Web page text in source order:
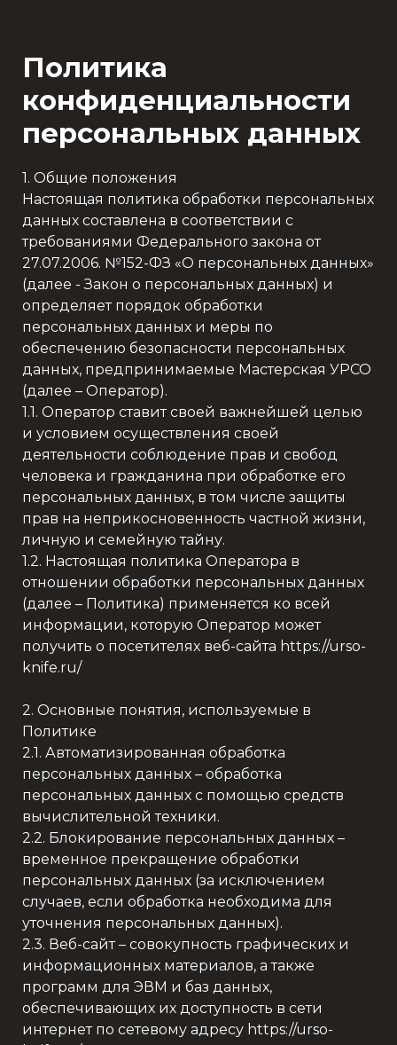
Политика
конфиденциальности
персональных данных
1. Общие положения
Настоящая политика обработки персональных
данных составлена в соответствии с
требованиями Федерального закона от
27.07.2006. №152-ФЗ «О персональных данных»
(далее - Закон о персональных данных) и
определяет порядок обработки
персональных данных и меры по
обеспечению безопасности персональных
данных, предпринимаемые Мастерская УРСО
(далее – Оператор).
1.1. Оператор ставит своей важнейшей целью
и условием осуществления своей
деятельности соблюдение прав и свобод
человека и гражданина при обработке его
персональных данных, в том числе защиты
прав на неприкосновенность частной жизни,
личную и семейную тайну.
1.2. Настоящая политика Оператора в
отношении обработки персональных данных
(далее – Политика) применяется ко всей
информации, которую Оператор может
получить о посетителях веб-сайта https://urso-
knife.ru/
2. Основные понятия, используемые в
Политике
2.1. Автоматизированная обработка
персональных данных – обработка
персональных данных с помощью средств
вычислительной техники.
2.2. Блокирование персональных данных –
временное прекращение обработки
персональных данных (за исключением
случаев, если обработка необходима для
уточнения персональных данных).
2.3. Веб-сайт – совокупность графических и
информационных материалов, а также
программ для ЭВМ и баз данных,
обеспечивающих их доступность в сети
интернет по сетевому адресу https://urso-